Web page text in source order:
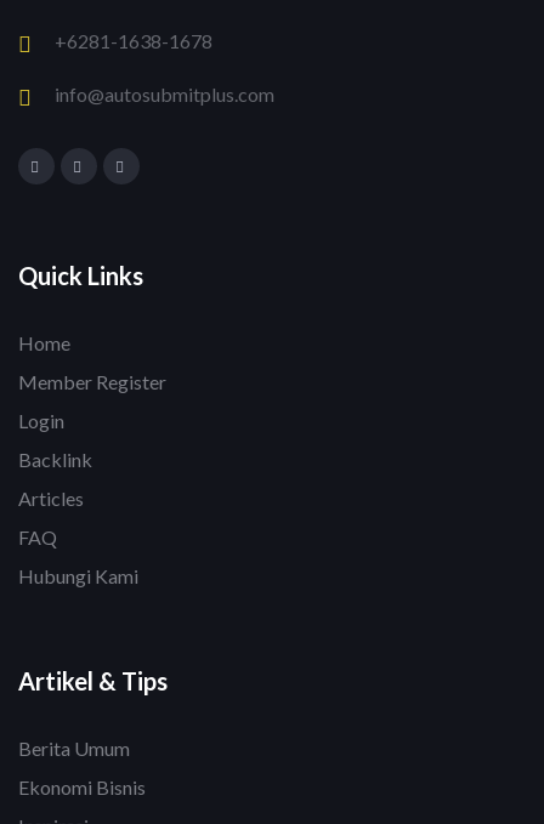
+6281-1638-1678
info@autosubmitplus.com
Quick Links
Home
Member Register
Login
Backlink
Articles
FAQ
Hubungi Kami
Artikel & Tips
Berita Umum
Ekonomi Bisnis